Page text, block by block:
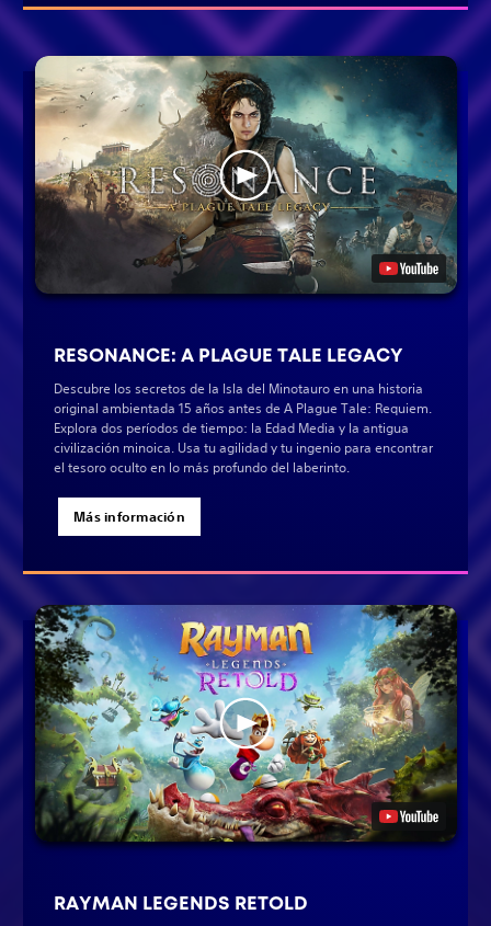
RESONANCE: A PLAGUE TALE LEGACY
Descubre los secretos de la Isla del Minotauro en una historia
original ambientada 15 años antes de A Plague Tale: Requiem.
Explora dos períodos de tiempo: la Edad Media y la antigua
civilización minoica. Usa tu agilidad y tu ingenio para encontrar
el tesoro oculto en lo más profundo del laberinto.
Más información
RAYMAN LEGENDS RETOLD